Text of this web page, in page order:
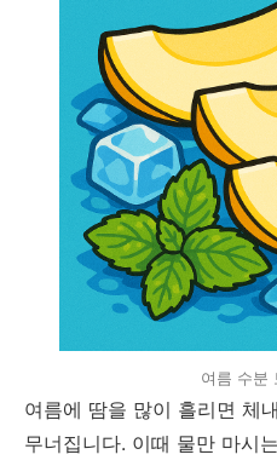
여름 수분
여름에 땀을 많이 흘리면 체
무너집니다. 이때 물만 마시